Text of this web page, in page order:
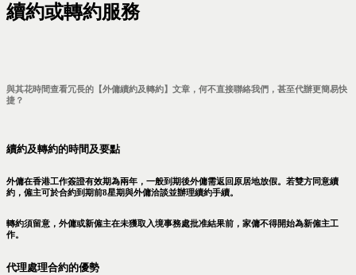
續約或轉約服務
與其花時間查看冗長的【外傭續約及轉約】文章，何不直接聯絡我們，甚至代辦更簡易快
捷？
續約及轉約的時間及要點
外傭在香港工作簽證有效期為兩年，一般到期後外傭需返回原居地放假。若雙方同意續
約，僱主可於合約到期前8星期與外傭洽談並辦理續約手續。
轉約須留意，外傭或新僱主在未獲取入境事務處批准結果前，家傭不得開始為新僱主工
作。
代理處理合約的優勢